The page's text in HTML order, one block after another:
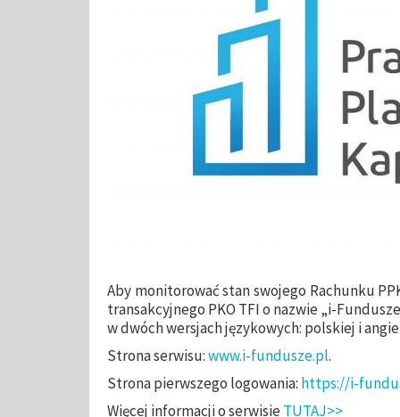
Aby monitorować stan swojego Rachunku
transakcyjnego PKO TFI o nazwie „i-
w dwóch wersjach językowych: polskiej i
Strona serwisu:www.i-fundusze.pl.
Strona pierwszego logowania: https://i-
Więcej informacji o serwisieTUTAJ>>